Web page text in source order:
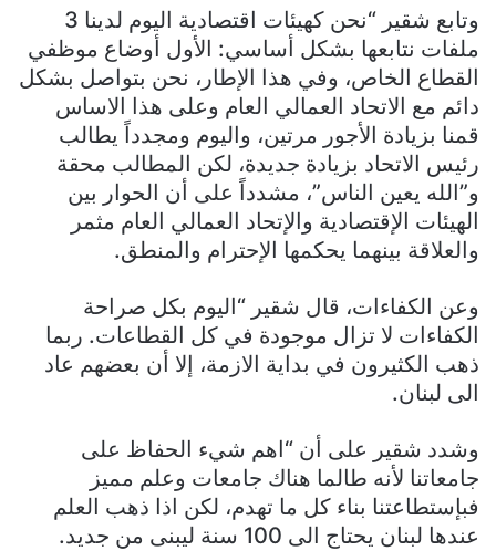
وتابع شقير “نحن كهيئات اقتصادية اليوم لدينا 3
ملفات نتابعها بشكل أساسي: الأول أوضاع موظفي
القطاع الخاص، وفي هذا الإطار، نحن بتواصل بشكل
دائم مع الاتحاد العمالي العام وعلى هذا الاساس
قمنا بزيادة الأجور مرتين، واليوم ومجدداً يطالب
رئيس الاتحاد بزيادة جديدة، لكن المطالب محقة
و”الله يعين الناس”، مشدداً على أن الحوار بين
الهيئات الإقتصادية والإتحاد العمالي العام مثمر
والعلاقة بينهما يحكمها الإحترام والمنطق.
وعن الكفاءات، قال شقير “اليوم بكل صراحة
الكفاءات لا تزال موجودة في كل القطاعات. ربما
ذهب الكثيرون في بداية الازمة، إلا أن بعضهم عاد
الى لبنان.
وشدد شقير على أن “اهم شيء الحفاظ على
جامعاتنا لأنه طالما هناك جامعات وعلم مميز
فبإستطاعتنا بناء كل ما تهدم، لكن اذا ذهب العلم
عندها لبنان يحتاج الى 100 سنة ليبنى من جديد.